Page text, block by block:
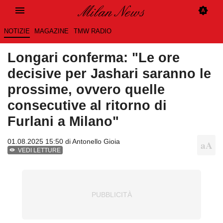
NOTIZIE MAGAZINE TMW RADIO
Longari conferma: "Le ore
decisive per Jashari saranno le
prossime, ovvero quelle
consecutive al ritorno di
Furlani a Milano"
01.08.2025 15:50 diAntonello Gioia
VEDI LETTURE